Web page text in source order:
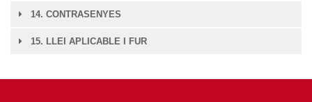
14. CONTRASENYES
15. LLEI APLICABLE I FUR